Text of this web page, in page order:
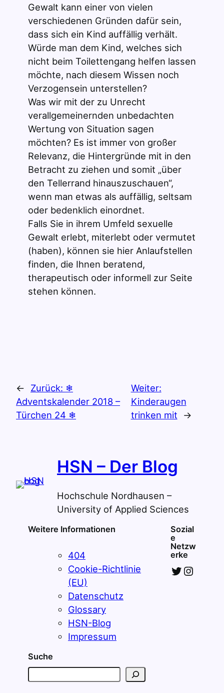
Gewalt kann einer von vielen
verschiedenen Gründen dafür sein,
dass sich ein Kind auffällig verhält.
Würde man dem Kind, welches sich
nicht beim Toilettengang helfen lassen
möchte, nach diesem Wissen noch
Verzogensein unterstellen?
Was wir mit der zu Unrecht
verallgemeinernden unbedachten
Wertung von Situation sagen
möchten? Es ist immer von großer
Relevanz, die Hintergründe mit in den
Betracht zu ziehen und somit „über
den Tellerrand hinauszuschauen“,
wenn man etwas als auffällig, seltsam
oder bedenklich einordnet.
Falls Sie in ihrem Umfeld sexuelle
Gewalt erlebt, miterlebt oder vermutet
(haben), können sie hier Anlaufstellen
finden, die Ihnen beratend,
therapeutisch oder informell zur Seite
stehen können.
← Zurück: ❄
Adventskalender 2018 –
Türchen 24 ❄
Weiter:
Kinderaugen
trinken mit
→
HSN – Der Blog
Hochschule Nordhausen –
University of Applied Sciences
Weitere Informationen
404
Cookie-Richtlinie
(EU)
Datenschutz
Glossary
HSN-Blog
Impressum
Sozial
e
Netzw
erke
Twitter Instagram
Suche
S